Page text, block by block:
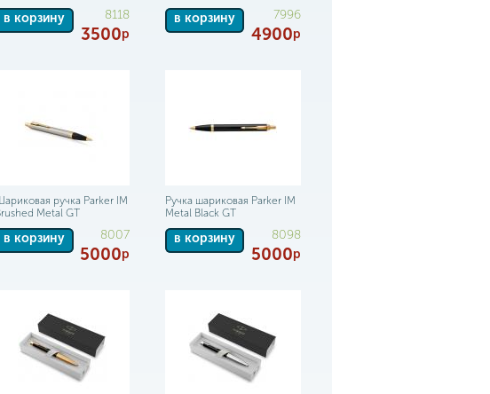
в корзину 8118
3500р
в корзину 7996
4900р
ручка Parker IM
Metal GT
в корзину 8007
5000р
Ручка шариковая Parker IM
Metal Black GT
в корзину 8098
5000р